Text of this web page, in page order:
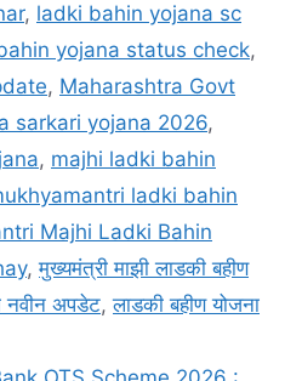
, ladki bahin yojana sc
yojana status check,
, Maharashtra Govt
sarkari yojana 2026,
, majhi ladki bahin
ladki bahin
Majhi Ladki Bahin
,मुख्यमंत्री माझी लाडकी बहीण
नवीन अपडेट,लाडकी बहीण योजना